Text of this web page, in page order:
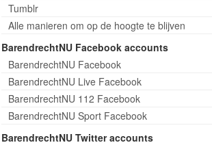
Tumblr
Alle manieren om op de hoogte te blijven
BarendrechtNU Facebook accounts
BarendrechtNU Facebook
BarendrechtNU Live Facebook
BarendrechtNU 112 Facebook
BarendrechtNU Sport Facebook
BarendrechtNU Twitter accounts